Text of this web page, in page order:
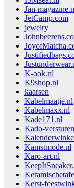
Jan-
JetCamp.com
jewelry
K-ook.nl
K9shop.nl
kaarsen
Kabelmaatje.nl
Kabelmaxx.nl
Kade171.nl
Kado-
Kamstmode.nl
Karo-art.nl
Kerst-